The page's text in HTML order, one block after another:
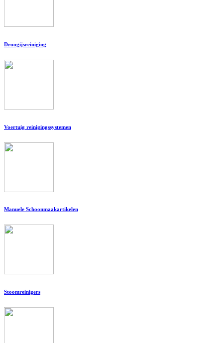
Droogijsreiniging
Voertuig reinigingssystemen
Manuele Schoonmaakartikelen
Stoomreinigers